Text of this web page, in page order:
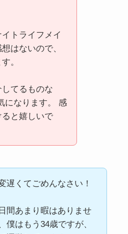
トライフメイ
はないので、
。
てるものな
になります。 感
と嬉しいで
遅くてごめんなさい！
間あまり暇はありませ
僕はもう34歳ですが、